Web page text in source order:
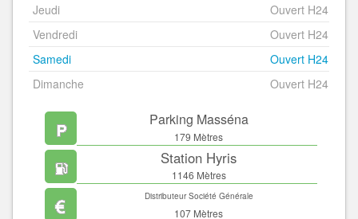
Jeudi
Ouvert H24
Vendredi
Ouvert H24
Samedi
Ouvert H24
Dimanche
Ouvert H24
Parking Masséna
179 Mètres
Station Hyris
1146 Mètres
Distributeur Société Générale
107 Mètres